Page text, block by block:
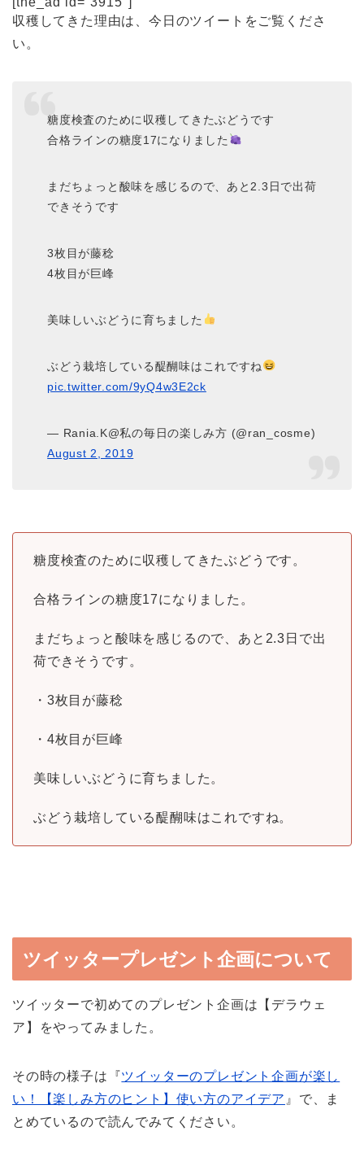
収穫してきた理由は、今日のツイートをご覧くださ
い。
糖度検査のために収穫してきたぶどうです
合格ラインの糖度17になりました
まだちょっと酸味を感じるので、あと2.3日で出荷
できそうです
3枚目が藤稔
4枚目が巨峰
美味しいぶどうに育ちました
ぶどう栽培している醍醐味はこれですね
pic.twitter.com/9yQ4w3E2ck
— Rania.K@私の毎日の楽しみ方 (@ran_cosme)
August 2, 2019
糖度検査のために収穫してきたぶどうです。
合格ラインの糖度17になりました。
まだちょっと酸味を感じるので、あと2.3日で出
荷できそうです。
・3枚目が藤稔
・4枚目が巨峰
美味しいぶどうに育ちました。
ぶどう栽培している醍醐味はこれですね。
ツイッタープレゼント企画について
ツイッターで初めてのプレゼント企画は【デラウェ
ア】をやってみました。
その時の様子は『ツイッターのプレゼント企画が楽し
い！【楽しみ方のヒント】使い方のアイデア 』で、ま
とめているので読んでみてください。